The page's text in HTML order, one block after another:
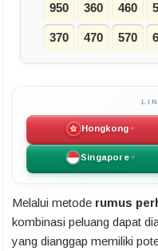
950 360 460
370 470 570
Hongkong
Singapore
Melalui metode rumus
kombinasi peluang dapat
yang dianggap memiliki